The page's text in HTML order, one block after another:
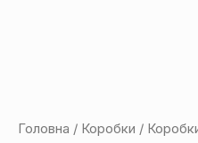
Головна / Коробки /